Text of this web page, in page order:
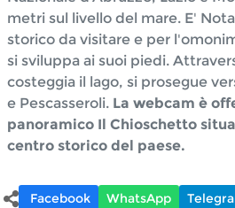
metri sul livello del mare. E'
storico da visitare e per
si sviluppa ai suoi piedi.
costeggia il lago, si prosegue
e Pescasseroli. La webcam è
panoramico Il Chioschetto
centro storico del paese.
Facebook WhatsApp